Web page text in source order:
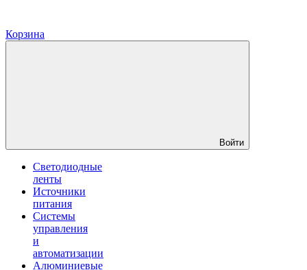
Корзина
Войти
Светодиодные
ленты
Источники
питания
Системы
управления
и
автоматизации
Алюминиевые